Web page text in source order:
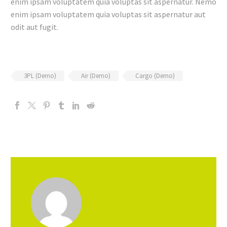
enim ipsam voluptatem quia voluptas sit aspernatur aut
odit aut fugit.
3PL (Demo) Air (Demo) Cargo (Demo)